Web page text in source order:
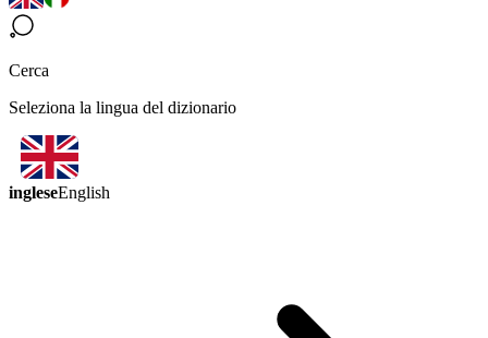
Cerca
Seleziona la lingua del dizionario
ingleseEnglish